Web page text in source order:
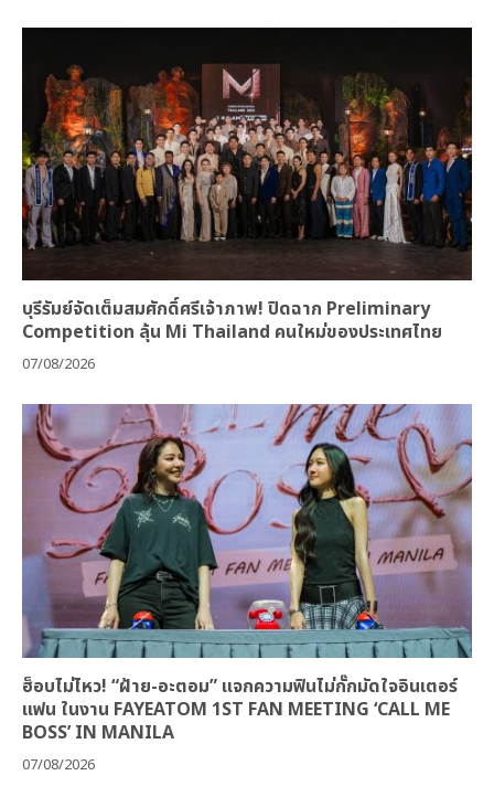
บุรีรัมย์จัดเต็มสมศักดิ์ศรีเจ้าภาพ! ปิดฉาก Preliminary
Competition ลุ้น Mi Thailand คนใหม่ของประเทศไทย
07/08/2026
ฮ็อบไม่ไหว! “ฝ้าย-อะตอม” แจกความฟินไม่กั๊กมัดใจอินเตอร์
แฟน ในงาน FAYEATOM 1ST FAN MEETING ‘CALL ME
BOSS’ IN MANILA
07/08/2026